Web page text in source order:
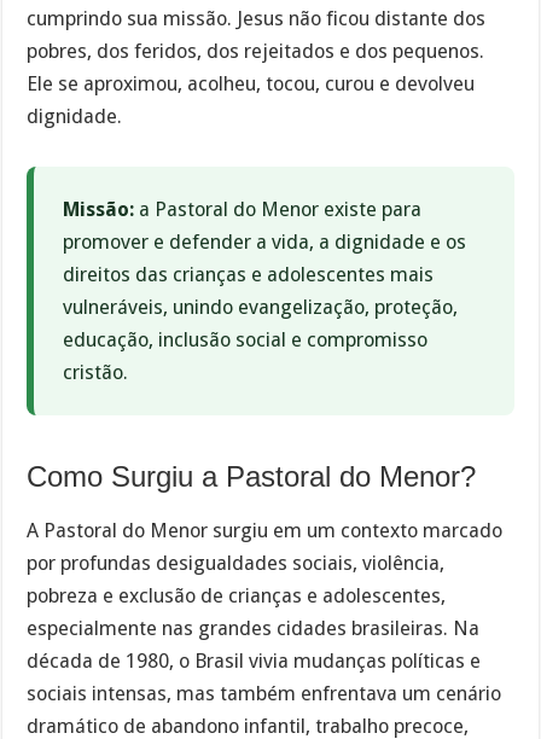
cumprindo sua missão. Jesus não ficou distante dos
pobres, dos feridos, dos rejeitados e dos pequenos.
Ele se aproximou, acolheu, tocou, curou e devolveu
dignidade.
Missão: a Pastoral do Menor existe para
promover e defender a vida, a dignidade e os
direitos das crianças e adolescentes mais
vulneráveis, unindo evangelização, proteção,
educação, inclusão social e compromisso
cristão.
Como Surgiu a Pastoral do Menor?
A Pastoral do Menor surgiu em um contexto marcado
por profundas desigualdades sociais, violência,
pobreza e exclusão de crianças e adolescentes,
especialmente nas grandes cidades brasileiras. Na
década de 1980, o Brasil vivia mudanças políticas e
sociais intensas, mas também enfrentava um cenário
dramático de abandono infantil, trabalho precoce,